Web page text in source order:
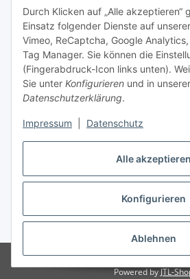
Alle akzeptieren
Konfigurieren
Ablehnen
Durch Klicken auf „Alle akzeptieren“
Einsatz folgender Dienste auf
Vimeo, ReCaptcha, Google
Tag Manager. Sie können die
(Fingerabdruck-Icon links unten).
Sie unter Konfigurieren und in unserer
Datenschutzerklärung.
Impressum Datenschutz
Vertrag
* Alle Preise inkl. gesetzlicher MwSt., zzgl.
© Stoffhaus Hanke
Powered byJTL-